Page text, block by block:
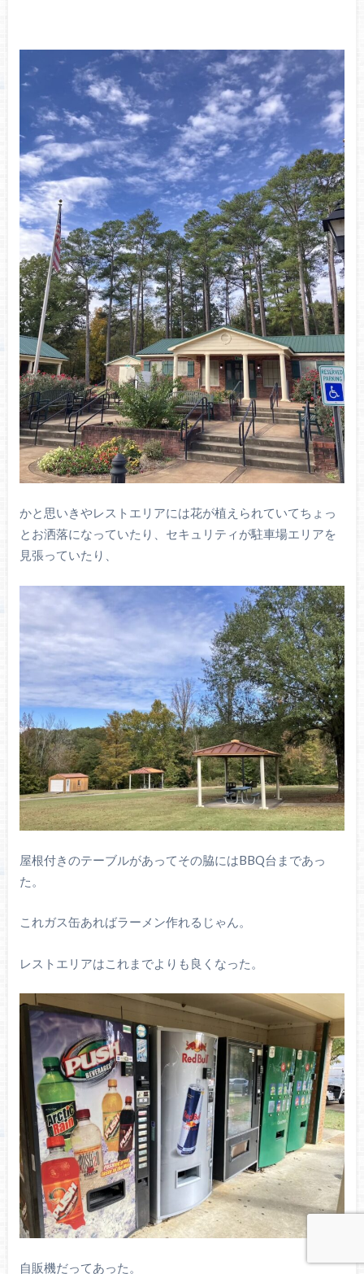
かと思いきやレストエリアには花が植えられていてちょっ
とお洒落になっていたり、セキュリティが駐車場エリアを
見張っていたり、
屋根付きのテーブルがあってその脇にはBBQ台まであっ
た。
これガス缶あればラーメン作れるじゃん。
レストエリアはこれまでよりも良くなった。
自販機だってあった。